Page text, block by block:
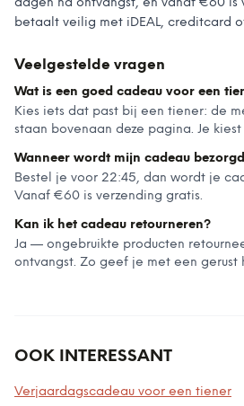
dagen na ontvangst, en vanaf €60 is
betaalt veilig met iDEAL, creditcard
Veelgestelde vragen
Wat is een goed cadeau voor een
Kies iets dat past bij een tiener: de
staan bovenaan deze pagina. Je
Wanneer wordt mijn cadeau
Bestel je voor 22:45, dan wordt je
Vanaf €60 is verzending gratis.
Kan ik het cadeau retourneren?
Ja — ongebruikte producten
ontvangst. Zo geef je met een gerust
OOK INTERESSANT
Verjaardagscadeau voor een tiener